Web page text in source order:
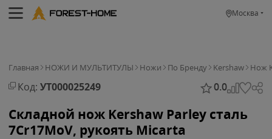
Москва
Главная НОЖИ И МУЛЬТИТУЛЫ Ножи По Бренду Kershaw Нож
Код: УТ000025249 0.0
Складной нож Kershaw Parley сталь
7Cr17MoV, рукоять Micarta